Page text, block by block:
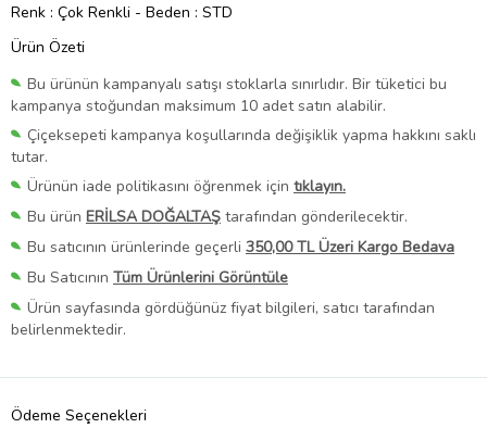
Renk : Çok Renkli - Beden : STD
Ürün Özeti
Bu ürünün kampanyalı satışı stoklarla sınırlıdır. Bir tüketici bu
kampanya stoğundan maksimum 10 adet satın alabilir.
Çiçeksepeti kampanya koşullarında değişiklik yapma hakkını saklı
tutar.
Ürünün iade politikasını öğrenmek için tıklayın.
Bu ürün ERİLSA DOĞALTAŞ tarafından gönderilecektir.
Bu satıcının ürünlerinde geçerli 350,00 TL Üzeri Kargo Bedava
Bu Satıcının Tüm Ürünlerini Görüntüle
Ürün sayfasında gördüğünüz fiyat bilgileri, satıcı tarafından
belirlenmektedir.
Ödeme Seçenekleri